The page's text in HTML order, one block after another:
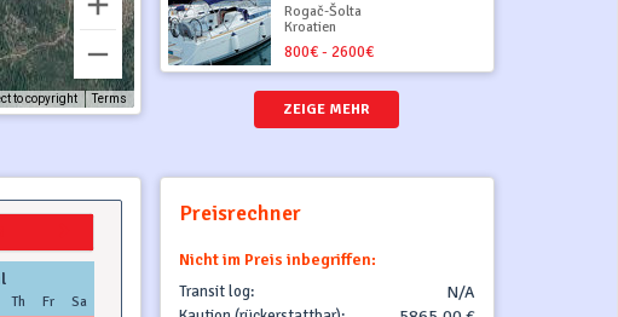
to copyright Terms
Rogač-Šolta
Kroatien
800€ - 2600€
ZEIGE MEHR
Th Fr Sa
Preisrechner
Nicht im Preis inbegriffen:
Transit log: N/A